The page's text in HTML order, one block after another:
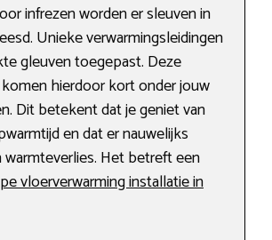
infrezen worden er sleuven in
Unieke verwarmingsleidingen
gleuven toegepast. Deze
hierdoor kort onder jouw
Dit betekent dat je geniet van
en dat er nauwelijks
warmteverlies. Het betreft een
vloerverwarming installatie in